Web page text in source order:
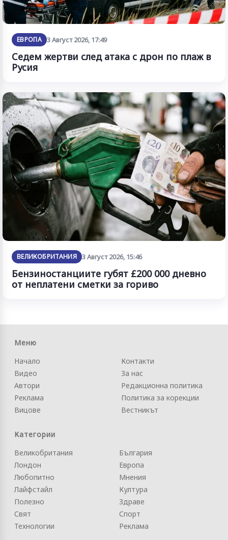
ЕВРОПА 3 Август 2026, 17:49
Седем жертви след атака с дрон по плаж в
Русия
ВЕЛИКОБРИТАНИЯ 3 Август 2026, 15:46
Бензиностанциите губят £200 000 дневно
от неплатени сметки за гориво
Меню
Начало
Видео
Автори
Реклама
Вицове
Контакти
За нас
Редакционна политика
Политика за корекции
Вестникът
Категории
Великобритания
Лондон
Любопитно
Лайфстайл
Полезно
Свят
Технологии
България
Европа
Мнения
Култура
Здраве
Спорт
Реклама